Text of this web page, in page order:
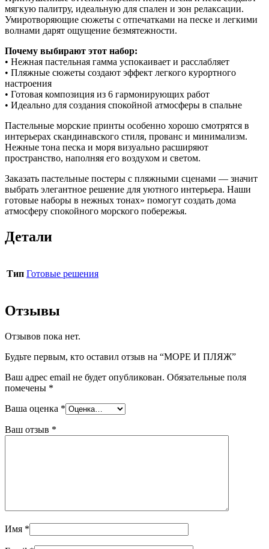
мягкую палитру, идеальную для спален и зон релаксации.
Умиротворяющие сюжеты с отпечатками на песке и легкими
волнами дарят ощущение безмятежности.
Почему выбирают этот набор:
• Нежная пастельная гамма успокаивает и расслабляет
• Пляжные сюжеты создают эффект легкого курортного
настроения
• Готовая композиция из 6 гармонирующих работ
• Идеально для создания спокойной атмосферы в спальне
Пастельные морские принты особенно хорошо смотрятся в
интерьерах скандинавского стиля, прованс и минимализм.
Нежные тона песка и моря визуально расширяют
пространство, наполняя его воздухом и светом.
Заказать пастельные постеры с пляжными сценами — значит
выбрать элегантное решение для уютного интерьера. Наши
готовые наборы в нежных тонах» помогут создать дома
атмосферу спокойного морского побережья.
Детали
Тип Готовые решения
Отзывы
Отзывов пока нет.
Будьте первым, кто оставил отзыв на “МОРЕ И ПЛЯЖ”
Ваш адрес email не будет опубликован. Обязательные поля
помечены *
Ваша оценка *
Ваш отзыв *
Имя *